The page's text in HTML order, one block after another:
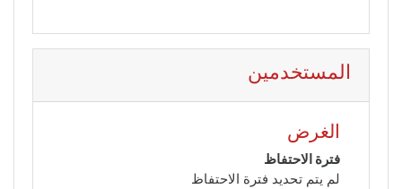
المستخدمين
الغرض
فترة الاحتفاظ
لم يتم تحديد فترة الاحتفاظ